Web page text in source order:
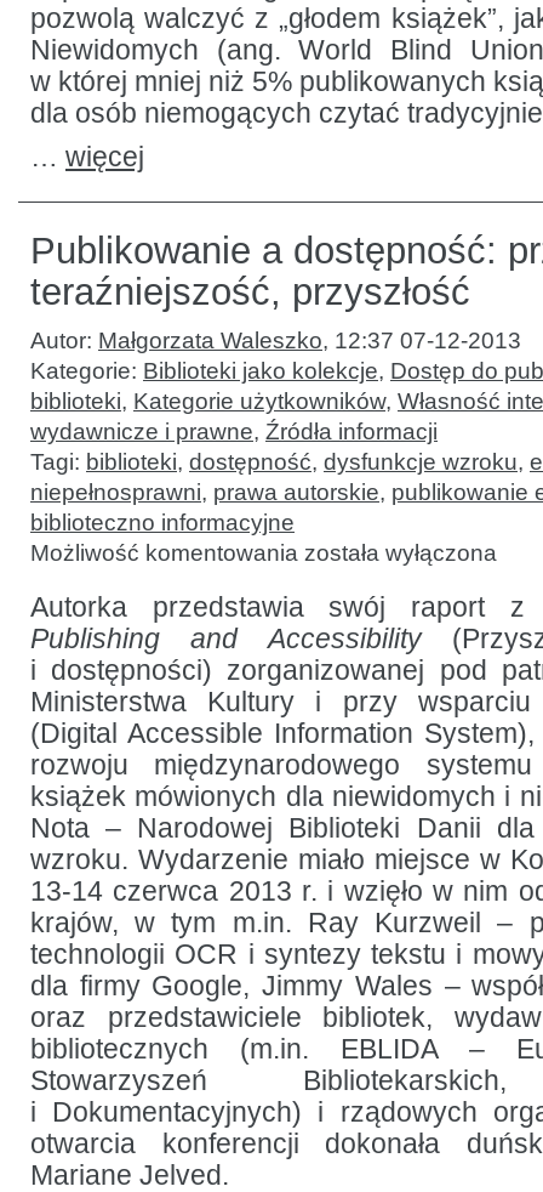
pozwolą walczyć z „głodem książek”,
Niewidomych (ang. World Blind
w której mniej niż 5% publikowanych
dla osób niemogących czytać
… więcej
Publikowanie a dostępność:
teraźniejszość, przyszłość
Autor: Małgorzata Waleszko, 12:37 07-12-2013
Kategorie: Biblioteki jako kolekcje, Dostęp do
biblioteki, Kategorie użytkowników, Własność
wydawnicze i prawne, Źródła informacji
Tagi: biblioteki, dostępność, dysfunkcje wzroku,
niepełnosprawni, prawa autorskie, publikowanie
biblioteczno informacyjne
Możliwość komentowania Publikowanie
a dostępność:
teraźniejszość,
przyszłość
została wyłączona
Autorka przedstawia swój raport
Publishing and Accessibility
i dostępności) zorganizowanej pod
Ministerstwa Kultury i przy wsparciu
(Digital Accessible Information
rozwoju międzynarodowego
książek mówionych dla niewidomych i
Nota – Narodowej Biblioteki Danii
wzroku. Wydarzenie miało miejsce w
13-14 czerwca 2013 r. i wzięło w nim
krajów, w tym m.in. Ray Kurzweil –
technologii OCR i syntezy tekstu i
dla firmy Google, Jimmy Wales –
oraz przedstawiciele bibliotek,
bibliotecznych (m.in. EBLIDA –
Stowarzyszeń
i Dokumentacyjnych) i rządowych
otwarcia konferencji dokonała
Mariane Jelved.